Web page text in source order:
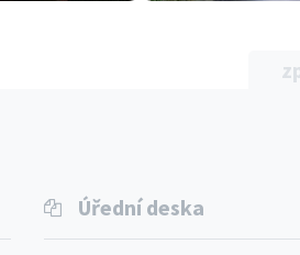
Úřední deska